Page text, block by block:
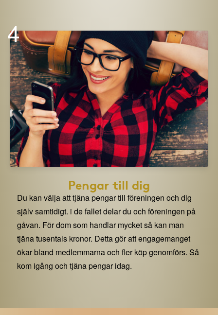
4
Pengar till dig
Du kan välja att tjäna pengar till föreningen och dig
själv samtidigt. i de fallet delar du och föreningen på
gåvan. För dom som handlar mycket så kan man
tjäna tusentals kronor. Detta gör att engagemanget
ökar bland medlemmarna och fler köp genomförs. Så
kom igång och tjäna pengar idag.